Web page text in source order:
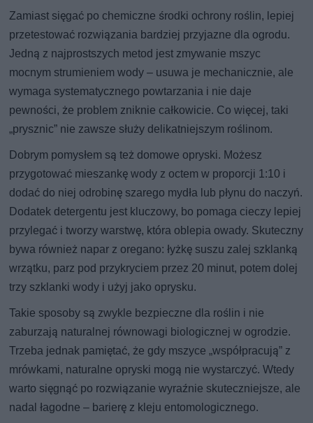
Zamiast sięgać po chemiczne środki ochrony roślin, lepiej
przetestować rozwiązania bardziej przyjazne dla ogrodu.
Jedną z najprostszych metod jest zmywanie mszyc
mocnym strumieniem wody – usuwa je mechanicznie, ale
wymaga systematycznego powtarzania i nie daje
pewności, że problem zniknie całkowicie. Co więcej, taki
„prysznic” nie zawsze służy delikatniejszym roślinom.
Dobrym pomysłem są też domowe opryski. Możesz
przygotować mieszankę wody z octem w proporcji 1:10 i
dodać do niej odrobinę szarego mydła lub płynu do naczyń.
Dodatek detergentu jest kluczowy, bo pomaga cieczy lepiej
przylegać i tworzy warstwę, która oblepia owady. Skuteczny
bywa również napar z oregano: łyżkę suszu zalej szklanką
wrzątku, parz pod przykryciem przez 20 minut, potem dolej
trzy szklanki wody i użyj jako oprysku.
Takie sposoby są zwykle bezpieczne dla roślin i nie
zaburzają naturalnej równowagi biologicznej w ogrodzie.
Trzeba jednak pamiętać, że gdy mszyce „współpracują” z
mrówkami, naturalne opryski mogą nie wystarczyć. Wtedy
warto sięgnąć po rozwiązanie wyraźnie skuteczniejsze, ale
nadal łagodne – barierę z kleju entomologicznego.